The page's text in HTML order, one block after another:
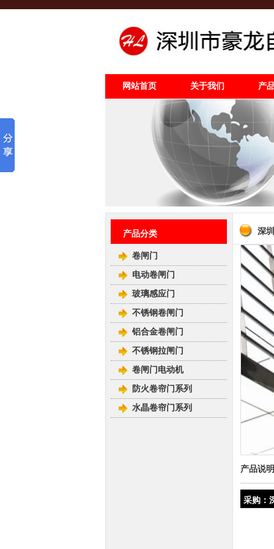
网站首页 关于我们 产
产品分类
卷闸门
电动卷闸门
玻璃感应门
不锈钢卷闸门
铝合金卷闸门
不锈钢拉闸门
卷闸门电动机
防火卷帘门系列
水晶卷帘门系列
深
产品说
采购：